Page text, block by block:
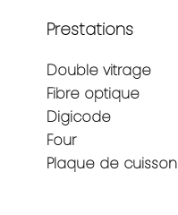
Prestations
Double vitrage
Fibre optique
Digicode
Four
Plaque de cuisson